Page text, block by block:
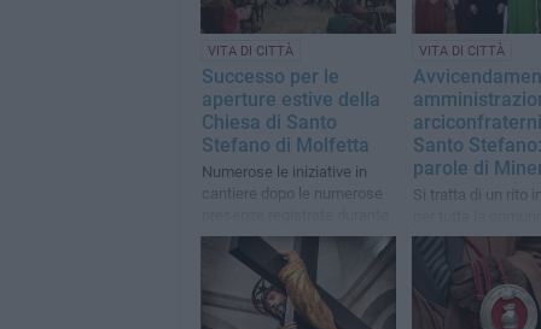
VITA DI CITTÀ
Successo per le
aperture estive della
Chiesa di Santo
Stefano di Molfetta
Numerose le iniziative in
cantiere dopo le numerose
la stagione estiva
VITA DI CITTÀ
Santo
parole di
Si tratta di un rito
cittadina